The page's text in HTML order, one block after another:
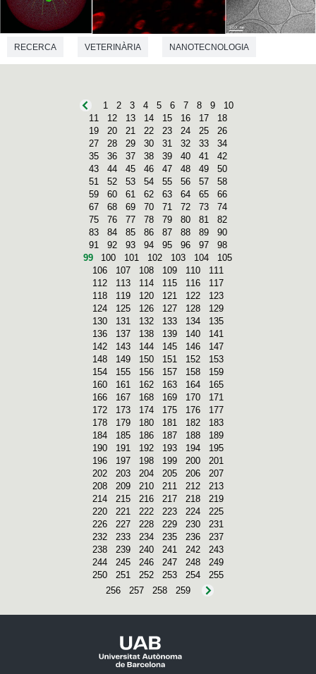
RECERCA VETERINÀRIA NANOTECNOLOGIA
1 2 3 4 5 6 7 8 9
10
11
12 13 14 15 16 17
18
19
20 21 22 23 24 25
26
27
28 29 30 31 32 33
34
35
36 37 38 39 40 41
42
43
44 45 46 47 48 49
50
51
52 53 54 55 56 57
58
59
60 61 62 63 64 65
66
67
68 69 70 71 72 73
74
75
76 77 78 79 80 81
82
83
84 85 86 87 88 89
90
91
92 93 94 95 96 97
98
99
100 101 102 103 104
105
106
107 108 109 110
111
112
113 114 115 116
117
118
119 120 121 122
123
124
125 126 127 128
129
130
131 132 133 134
135
136
137 138 139 140
141
142
143 144 145 146
147
148
149 150 151 152
153
154
155 156 157 158
159
160
161 162 163 164
165
166
167 168 169 170
171
172
173 174 175 176
177
178
179 180 181 182
183
184
185 186 187 188
189
190
191 192 193 194
195
196
197 198 199 200
201
202
203 204 205 206
207
208
209 210 211 212
213
214
215 216 217 218
219
220
221 222 223 224
225
226
227 228 229 230
231
232
233 234 235 236
237
238
239 240 241 242
243
244
245 246 247 248
249
250
251 252 253 254
255
256
257 258 259